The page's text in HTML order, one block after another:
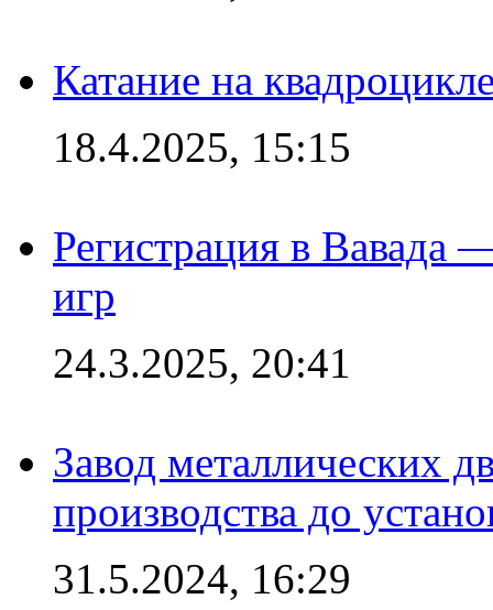
Катание на
18.4.2025, 15:15
Регистрация в Вавада
игр
24.3.2025, 20:41
Завод металлических
производства до
31.5.2024, 16:29